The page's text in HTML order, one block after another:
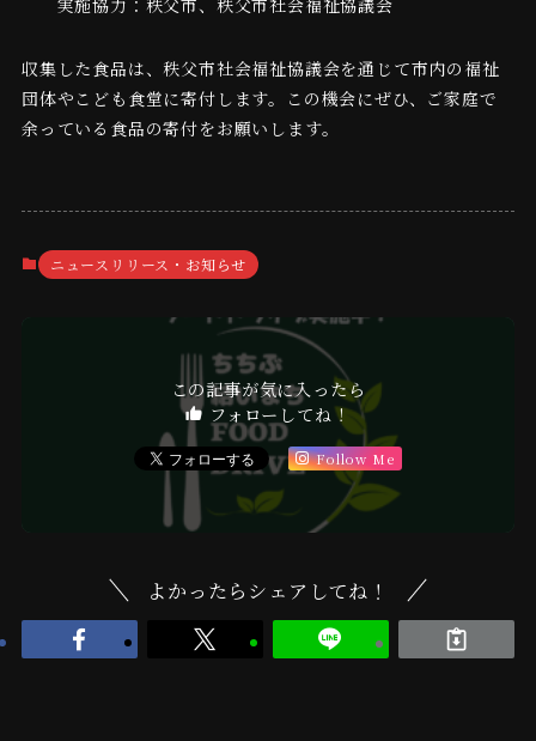
収集した食品は、秩父市社会福祉協議会を通じて市内の福祉
団体やこども食堂に寄付します。この機会にぜひ、ご家庭で
余っている食品の寄付をお願いします。
ニュースリリース・お知らせ
この記事が気に入ったら
フォローしてね！
Follow Me
よかったらシェアしてね！